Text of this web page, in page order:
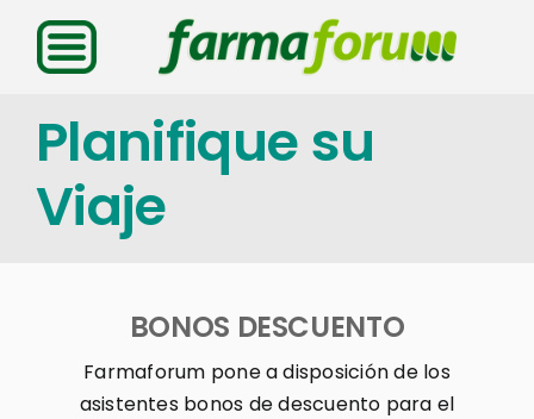
Saltar
contenido
Planifique su
Viaje
BONOS DESCUENTO
Farmaforum pone a disposición de los
asistentes bonos de descuento para el